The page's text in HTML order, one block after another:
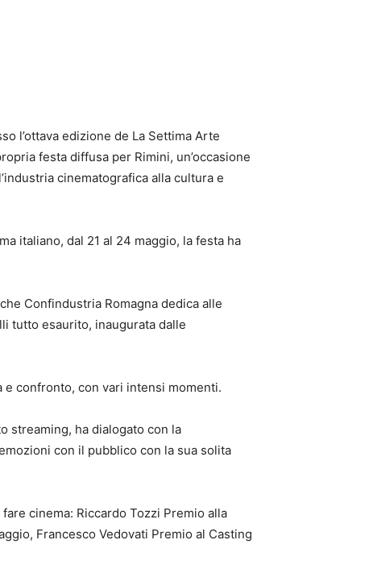
l’ottava edizione de La Settima Arte
festa diffusa per Rimini, un’occasione
cinematografica alla cultura e
italiano, dal 21 al 24 maggio, la festa ha
Confindustria Romagna dedica alle
tutto esaurito, inaugurata dalle
e confronto, con vari intensi momenti.
streaming, ha dialogato con la
con il pubblico con la sua solita
cinema: Riccardo Tozzi Premio alla
Francesco Vedovati Premio al Casting